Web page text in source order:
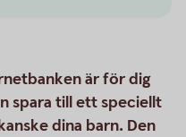
är för dig
spara till ett speciellt
dina barn. Den